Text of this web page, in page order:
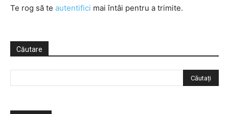
Te rog să te autentifici mai întâi pentru a trimite.
Căutare